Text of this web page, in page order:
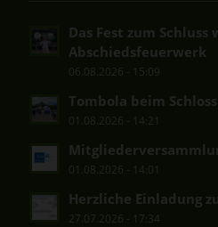
Das Fest zum Schluss
Abschiedsfeuerwerk
06.08.2026 - 15:09
Tombola beim
01.08.2026 - 14:21
01.08.2026 - 14:01
Herzliche Einladung
27.07.2026 - 17:34